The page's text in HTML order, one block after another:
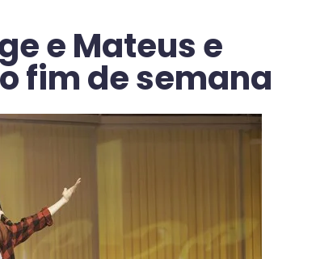
e Mateus e
fim de semana